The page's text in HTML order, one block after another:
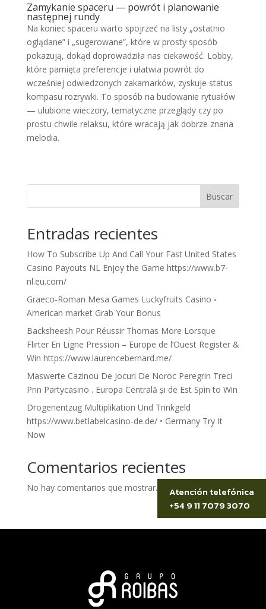
Zamykanie spaceru — powrót i planowanie
następnej rundy
Na koniec spaceru warto spojrzeć na listy „ostatnio
oglądane” i „sugerowane”, które w prosty sposób
pokazują, dokąd doprowadziła nas ciekawość. Lobby,
które pamięta preferencje i ułatwia powrót do
wcześniej odwiedzonych zakamarków, zyskuje status
kompasu rozrywki. To sposób na budowanie rytuałów
— ulubione wieczory, tematyczne przeglądy czy po
prostu chwile relaksu, które wracają jak dobrze znana
melodia.
Buscar
Entradas recientes
How To Subscribe Up And Call Your Fast United States
Casino Payouts NL Enjoy the Game https://www.b7-
nl.eu.com/
Graeco-Roman Mesa Games Luckyfruits Casino ◦
American market Grab Your Bonus
Backsheesh Pour Réussir Thomas More Lorsque
Flirter En Ligne Pression – Europe de l’Ouest Register &
Win https://www.laurencebernard.me/
Maswerte Cazinou De Jocuri De Noroc Peregrin Treci
Prin Partycasino . Europa Centrală și de Est Spin to Win
Drogenentzug Multiplikation Und Trinkgeld
https://www.betlabelcasino-de.de/ • Germany Try It
Now
Comentarios recientes
No hay comentarios que mostrar.
Atención telefónica
+54 9 11 7079 3070